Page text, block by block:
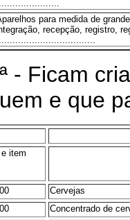
para medida de
recepção, registro,
e que
item
Cervejas
Concentrado de